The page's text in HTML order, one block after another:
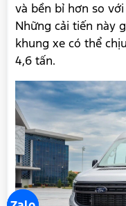
và bền bỉ hơn so
Những cải tiến này
khung xe có thể
4,6 tấn.